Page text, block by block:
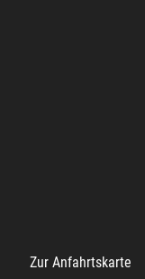
Zur Anfahrtskarte